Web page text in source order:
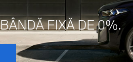
FIXĂ DE 0%.